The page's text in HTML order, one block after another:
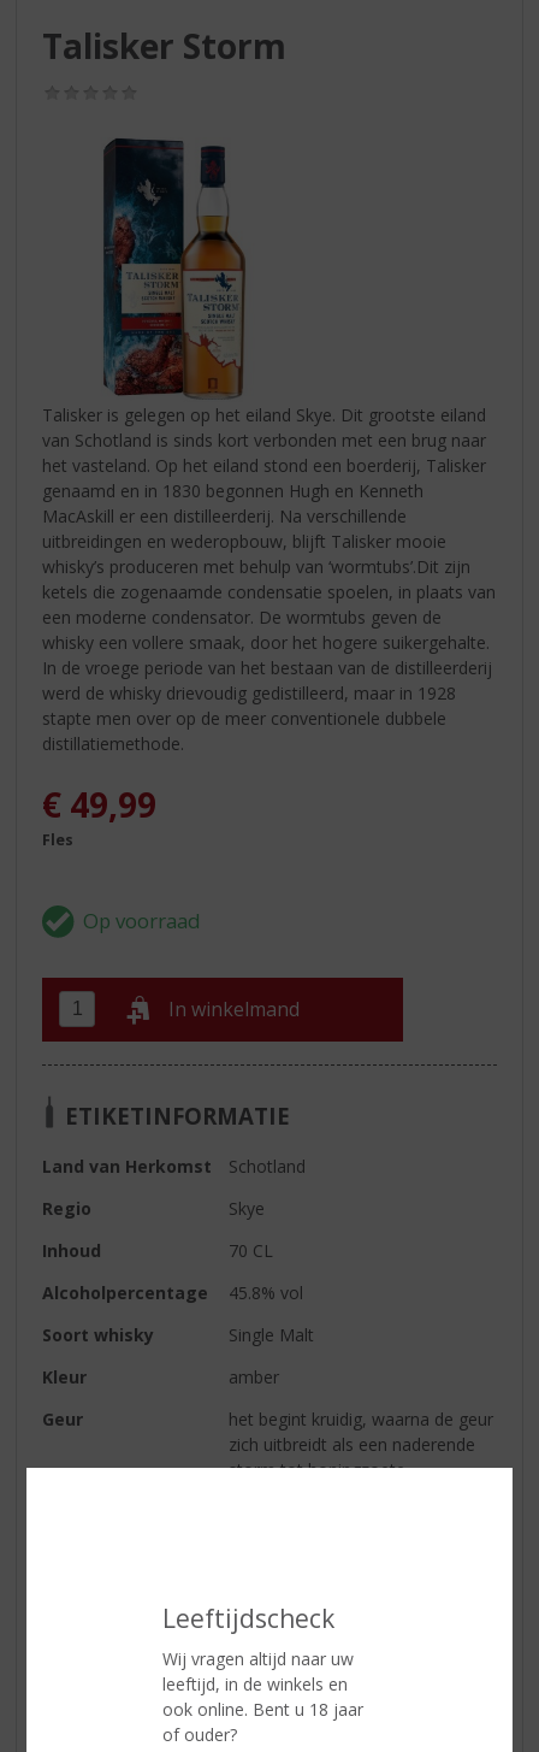
Leeftijdscheck
Wij vragen altijd naar uw
leeftijd, in de winkels en
ook online. Bent u 18 jaar
of ouder?
Talisker Storm
Talisker is gelegen op het eiland Skye. Dit grootste eiland
van Schotland is sinds kort verbonden met een brug naar
het vasteland. Op het eiland stond een boerderij, Talisker
genaamd en in 1830 begonnen Hugh en Kenneth
MacAskill er een distilleerderij. Na verschillende
uitbreidingen en wederopbouw, blijft Talisker mooie
whisky’s produceren met behulp van ‘wormtubs’.Dit zijn
ketels die zogenaamde condensatie spoelen, in plaats van
een moderne condensator. De wormtubs geven de
whisky een vollere smaak, door het hogere suikergehalte.
In de vroege periode van het bestaan van de distilleerderij
werd de whisky drievoudig gedistilleerd, maar in 1928
stapte men over op de meer conventionele dubbele
distillatiemethode.
€ 49,99
Fles
In winkelmand
ETIKETINFORMATIE
Land van Herkomst
Schotland
Regio
Skye
Inhoud
70 CL
Alcoholpercentage
45.8% vol
Soort whisky
Single Malt
Kleur
amber
Geur
het begint kruidig, waarna de geur
zich uitbreidt als een naderende
storm tot honingzoete
de herkenbare Taliskerwarmte.
De zoetheid raakt in balans met
een diepe, nootachtige
rokerigheid die de pittige toetsen
weer omarmen. De whisky is
elegant en in goede balans tussen